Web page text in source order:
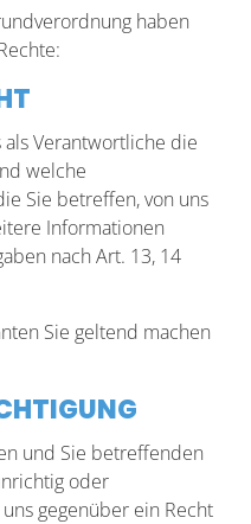
haben
als Verantwortliche die
welche
Sie betreffen, von uns
Informationen
nach Art. 13, 14
Sie geltend machen
und Sie betreffenden
oder
gegenüber ein Recht